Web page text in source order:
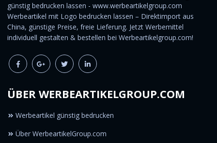
günstig bedrucken lassen - www.werbeartikelgroup.com
Werbeartikel mit Logo bedrucken lassen – Direktimport aus
China, günstige Preise, freie Lieferung. Jetzt Werbemittel
individuell gestalten & bestellen bei Werbeartikelgroup.com!
ÜBER WERBEARTIKELGROUP.COM
Werbeartikel günstig bedrucken
Über WerbeartikelGroup.com